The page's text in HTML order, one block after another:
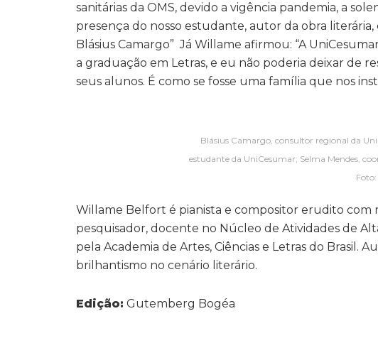
sanitárias da OMS, devido a vigência pandemia, a
presença do nosso estudante, autor da obra
Blásius Camargo” Já Willame afirmou: “A
a graduação em Letras, e eu não poderia deixar de
seus alunos. É como se fosse uma família que nos
Blásius Camargo, consultor regional da
estudante da UniCesumar; Selma Mendes,
Willame Belfort é pianista e compositor erudito com
pesquisador, docente no Núcleo de Atividades de
pela Academia de Artes, Ciências e Letras do Brasil.
brilhantismo no cenário literário.
Edição: Gutemberg Bogéa